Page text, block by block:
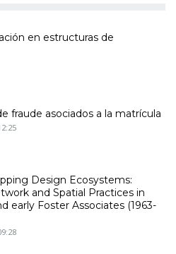
en estructuras de
fraude asociados a la matrícula
Design Ecosystems:
and Spatial Practices in
early Foster Associates (1963-